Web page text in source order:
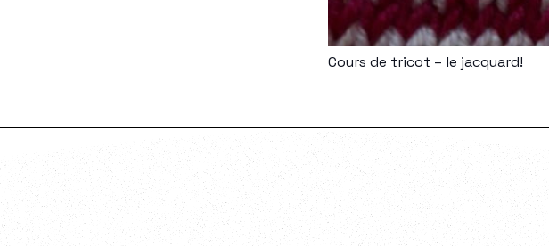
Cours de tricot – le jacquard!